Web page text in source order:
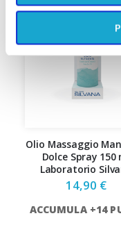
Olio Massaggio
Dolce Spray 150
Laboratorio
14,90 €
ACCUMULA +14